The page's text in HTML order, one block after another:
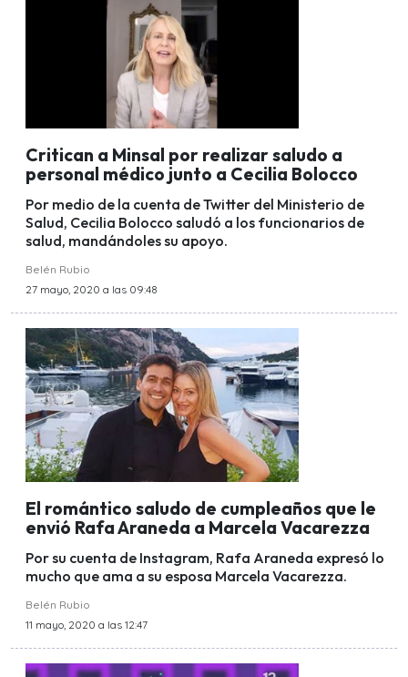
Critican a Minsal por realizar saludo a
personal médico junto a Cecilia Bolocco
Por medio de la cuenta de Twitter del Ministerio de
Salud, Cecilia Bolocco saludó a los funcionarios de
salud, mandándoles su apoyo.
Belén Rubio
27 mayo, 2020 a las 09:48
El romántico saludo de cumpleaños que le
envió Rafa Araneda a Marcela Vacarezza
Por su cuenta de Instagram, Rafa Araneda expresó lo
mucho que ama a su esposa Marcela Vacarezza.
Belén Rubio
11 mayo, 2020 a las 12:47